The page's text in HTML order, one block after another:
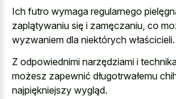
Ich futro wymaga regularnego
zaplątywaniu się i zamęczaniu, co
wyzwaniem dla niektórych właścicieli.
Z odpowiednimi narzędziami i
możesz zapewnić długotrwałemu
najpiękniejszy wygląd.